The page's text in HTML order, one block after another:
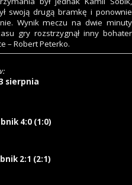
swoją drugą bramkę i ponownie
Wynik meczu na dwie minuty
gry rozstrzygnął inny bohater
– Robert Peterko.
sierpnia
4:0 (1:0)
2:1 (2:1)